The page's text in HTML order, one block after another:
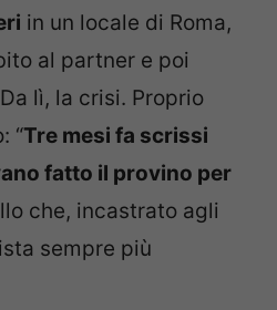
in un locale di Roma,
al partner e poi
lì, la crisi. Proprio
“Tre mesi fa scrissi
fatto il provino per
che, incastrato agli
sempre più